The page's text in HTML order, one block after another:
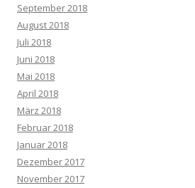
September 2018
August 2018
Juli 2018
Juni 2018
Mai 2018
April 2018
März 2018
Februar 2018
Januar 2018
Dezember 2017
November 2017